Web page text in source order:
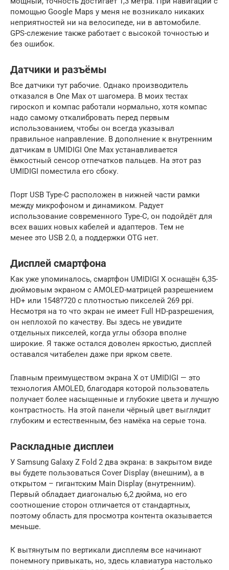
помощью Google Maps у меня не возникало никаких
неприятностей ни на велосипеде, ни в автомобиле.
GPS-слежение также работает с высокой точностью и
без ошибок.
Датчики и разъёмы
Все датчики тут рабочие. Однако производитель
отказался в One Max от шагомера. В моих тестах
гироскоп и компас работали нормально, хотя компас
надо самому откалибровать перед первым
использованием, чтобы он всегда указывал
правильное направление. В дополнение к внутренним
датчикам в UMIDIGI One Max устанавливается
ёмкостный сенсор отпечатков пальцев. На этот раз
UMIDIGI поместила его сбоку.
Порт USB Type-C расположен в нижней части рамки
между микрофоном и динамиком. Радует
использование современного Type-C, он подойдёт для
всех ваших новых кабелей и адаптеров. Тем не
менее это USB 2.0, а поддержки OTG нет.
Дисплей смартфона
Как уже упоминалось, смартфон UMIDIGI X оснащён 6,35-
дюймовым экраном с AMOLED-матрицей разрешением
HD+ или 1548?720 с плотностью пикселей 269 ppi.
Несмотря на то что экран не имеет Full HD-разрешения,
он неплохой по качеству. Вы здесь не увидите
отдельных пикселей, когда углы обзора вполне
широкие. Я также остался доволен яркостью, дисплей
оставался читабелен даже при ярком свете.
Главным преимуществом экрана X от UMIDIGI — это
технология AMOLED, благодаря которой пользователь
получает более насыщенные и глубокие цвета и лучшую
контрастность. На этой панели чёрный цвет выглядит
глубоким и естественным, без намёка на серые тона.
Раскладные дисплеи
У Samsung Galaxy Z Fold 2 два экрана: в закрытом виде
вы будете пользоваться Cover Display (внешним), а в
открытом – гигантским Main Display (внутренним).
Первый обладает диагональю 6,2 дюйма, но его
соотношение сторон отличается от стандартных,
поэтому область для просмотра контента оказывается
меньше.
К вытянутым по вертикали дисплеям все начинают
понемногу привыкать, но, здесь клавиатура настолько